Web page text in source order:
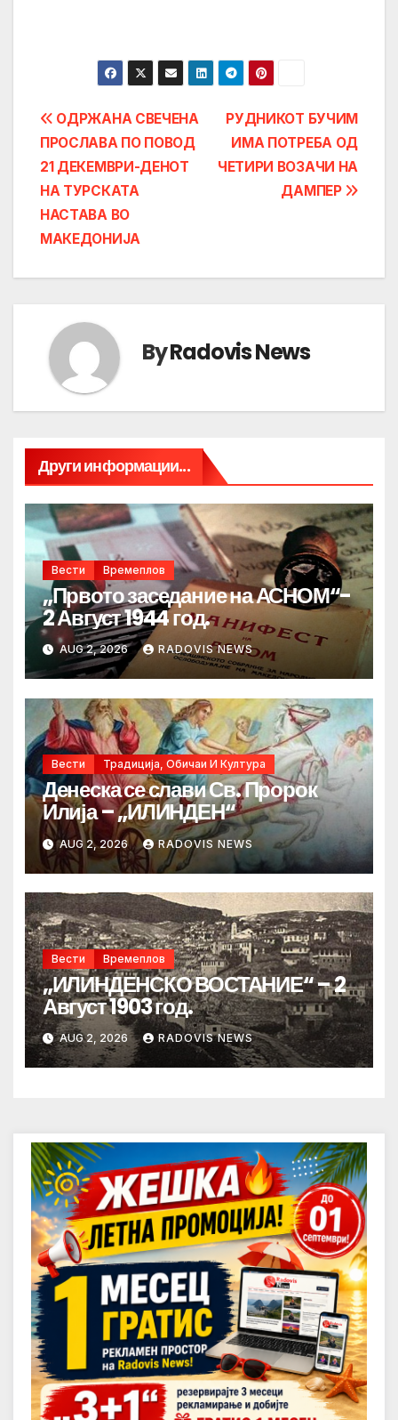
Post
navigation
РУДНИКОТ БУЧИМ
ИМА ПОТРЕБА ОД
ЧЕТИРИ ВОЗАЧИ НА
ДАМПЕР
ОДРЖАНА СВЕЧЕНА
ПРОСЛАВА ПО ПОВОД
21 ДЕКЕМВРИ-ДЕНОТ
НА ТУРСКАТА
НАСТАВА ВО
МАКЕДОНИЈА
ByRadovis News
Други информации...
Вести Времеплов
„Првото заседание на АСНОМ“-
2 Август 1944 год.
AUG 2, 2026 RADOVIS NEWS
Вести Традиција, Обичаи И Култура
Денеска се слави Св. Пророк
Илија – „ИЛИНДЕН“
AUG 2, 2026 RADOVIS NEWS
Вести Времеплов
„ИЛИНДЕНСКО ВОСТАНИЕ“ – 2
Август 1903 год.
AUG 2, 2026 RADOVIS NEWS